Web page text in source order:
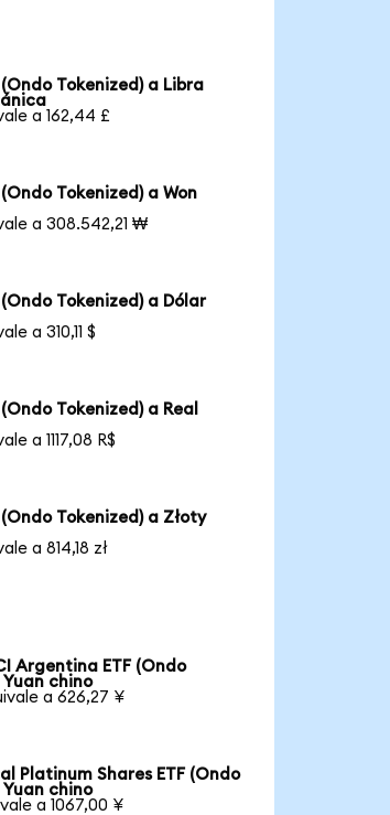
Tokenized) a Libra
a 162,44 £
Tokenized) a Won
a 308.542,21 ₩
Tokenized) a Dólar
a 310,11 $
Tokenized) a Real
a 1117,08 R$
Tokenized) a Złoty
a 814,18 zł
Argentina ETF (Ondo
chino
a 626,27 ¥
Platinum Shares ETF (Ondo
chino
a 1067,00 ¥